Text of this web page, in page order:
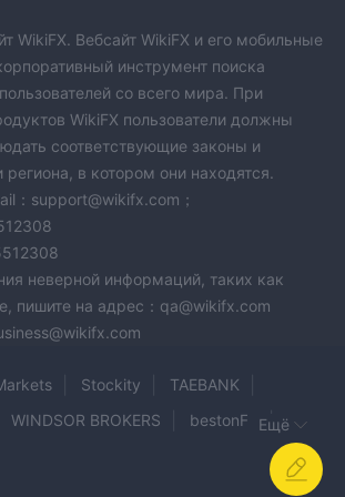
в письменном формате,
переписки. Этот метод может быть
сложных вопросов, требующих
телефонная линия, +18009721281
непосредственный способ контакта.
для срочных запросов или
немедленного внимания, что
проблемы в режиме реального времени
обеспечиваеткруглосуточный
Эта услуга сочетает в себе
торговой недели в любое время
быть особенно полезно для
в разных часовых поясах, или для
немедленную интерактивную помощь
WikiFX. Вебсайт WikiFX и его мобильные
инструмент поиска
со всего мира. При
WikiFX пользователи должны
соответствующие законы и
в котором они находятся.
：support@wikifx.com；
неверной информаций, таких как
пишите на адрес：qa@wikifx.com
Stockity
TAEBANK
WINDSOR BROKERS
bestonFX
NO LIMIT MARKETS
Ещё